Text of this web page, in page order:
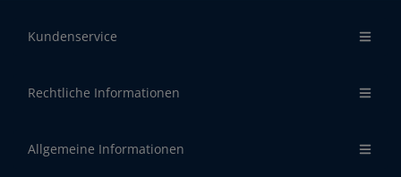
Kundenservice
Rechtliche Informationen
Allgemeine Informationen